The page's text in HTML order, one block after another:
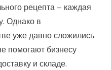
рецепта – каждая
Однако в
уже давно сложились
помогают бизнесу
и складе.